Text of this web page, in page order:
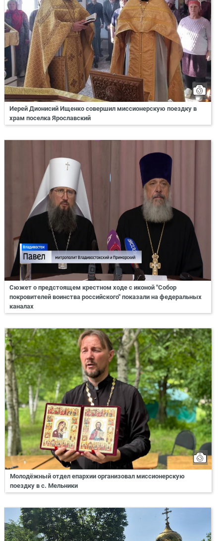
Иерей Дионисий Ищенко совершил миссионерскую поездку в
храм поселка Ярославский
Сюжет о предстоящем крестном ходе с иконой "Собор
покровителей воинства российского" показали на федеральных
каналах
Молодёжный отдел епархии организовал миссионерскую
поездку в с. Мельники